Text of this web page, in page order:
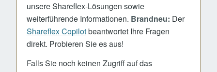
unsere Shareflex-Lösungen sowie
weiterführende Informationen. Brandneu: Der
Shareflex Copilotbeantwortet Ihre Fragen
direkt. Probieren Sie es aus!
Falls Sie noch keinen Zugriff auf das